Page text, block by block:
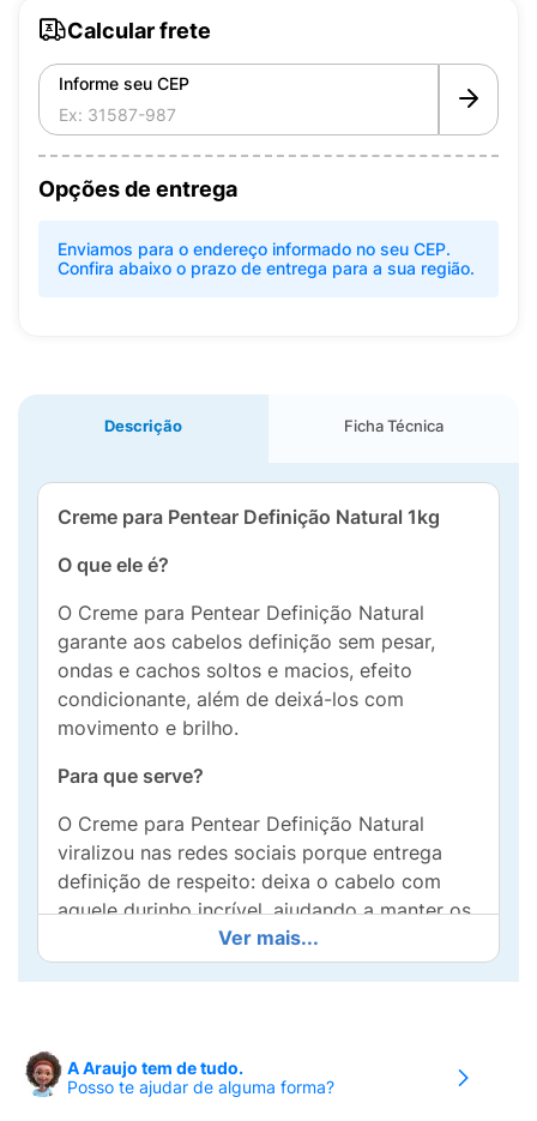
Calcular frete
Informe seu CEP
Opções de entrega
Enviamos para o endereço informado no seu CEP.
Confira abaixo o prazo de entrega para a sua região.
Descrição Ficha Técnica
Creme para Pentear Definição Natural 1kg
O que ele é?
O Creme para Pentear Definição Natural
garante aos cabelos definição sem pesar,
ondas e cachos soltos e macios, efeito
condicionante, além de deixá-los com
movimento e brilho.
Para que serve?
O Creme para Pentear Definição Natural
viralizou nas redes sociais porque entrega
definição de respeito: deixa o cabelo com
aquele durinho incrível, ajudando a manter os
cachos intactos por dias, sem esforço.
Ele rende muito! Um pouquinho já é suficiente
Por que você vai amar:
Ver mais...
A Araujo tem de tudo.
Posso te ajudar de alguma forma?